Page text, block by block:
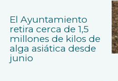
El Ayuntamiento
retira cerca de 1,5
millones de kilos de
alga asiática desde
junio